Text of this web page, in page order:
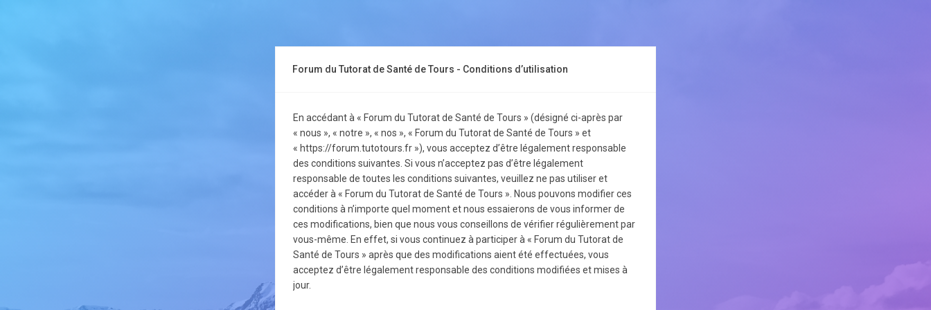
Forum du Tutorat de Santé de Tours - Conditions d’utilisation
En accédant à « Forum du Tutorat de Santé de Tours » (désigné ci-après par
« nous », « notre », « nos », « Forum du Tutorat de Santé de Tours » et
« https://forum.tutotours.fr »), vous acceptez d’être légalement responsable
des conditions suivantes. Si vous n’acceptez pas d’être légalement
responsable de toutes les conditions suivantes, veuillez ne pas utiliser et
accéder à « Forum du Tutorat de Santé de Tours ». Nous pouvons modifier ces
conditions à n’importe quel moment et nous essaierons de vous informer de
ces modifications, bien que nous vous conseillons de vérifier régulièrement par
vous-même. En effet, si vous continuez à participer à « Forum du Tutorat de
Santé de Tours » après que des modifications aient été effectuées, vous
acceptez d’être légalement responsable des conditions modifiées et mises à
jour.